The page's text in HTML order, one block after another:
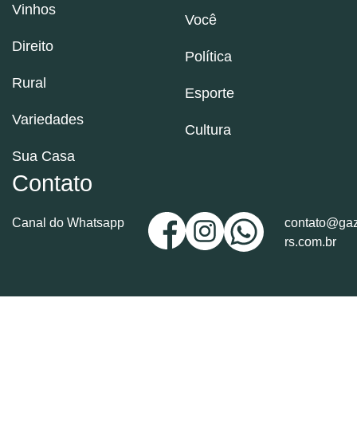
Vinhos
Direito
Rural
Variedades
Sua Casa
Você
Política
Esporte
Cultura
Contato
Canal do Whatsapp
rs.com.br